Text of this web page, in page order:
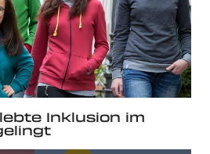
Inklusion im